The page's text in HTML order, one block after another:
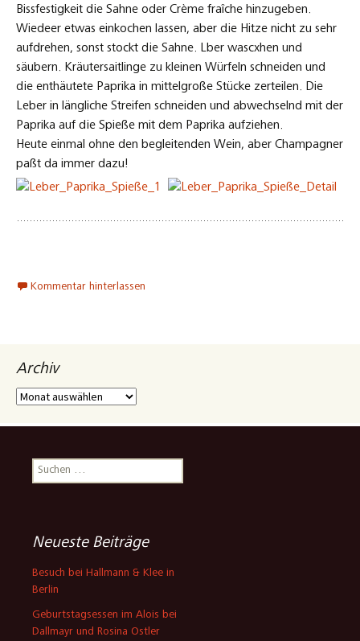
Archiv
Archiv
Suchen
nach:
Berlin
Weinladen mit VDP Verkostung
von Dr. Crusius
Süßwein Verkostung mit 12
Weinen aus 4 Ländern
Neueste Kommentare
Olaf Hoffmannzu30 Jahre
Olaf Hoffmann Design – das
Fest dazu/Weißweine
Sebastian WeinundGlaszu